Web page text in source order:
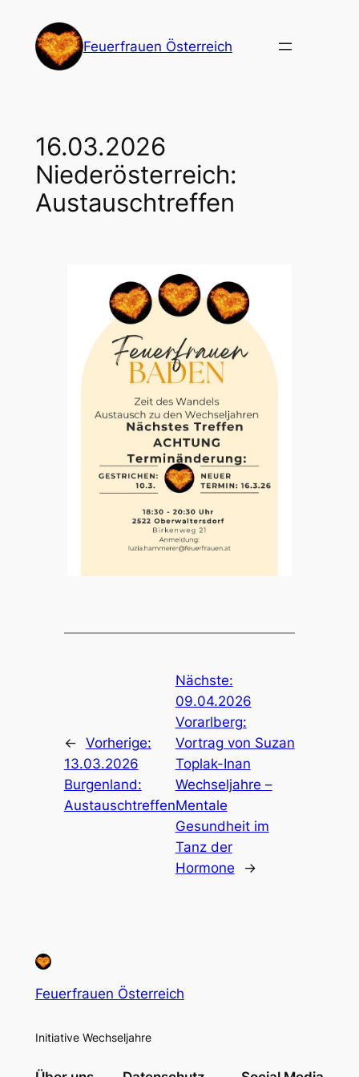
Inhalt
Feuerfrauen Österreich
16.03.2026
Niederösterreich:
Austauschtreffen
← Vorherige:
13.03.2026
Burgenland:
Austauschtreffen
Nächste:
09.04.2026
Vorarlberg:
Vortrag von Suzan
Toplak-Inan
Wechseljahre –
Mentale
Gesundheit im
Tanz der
Hormone
→
Feuerfrauen Österreich
Initiative Wechseljahre